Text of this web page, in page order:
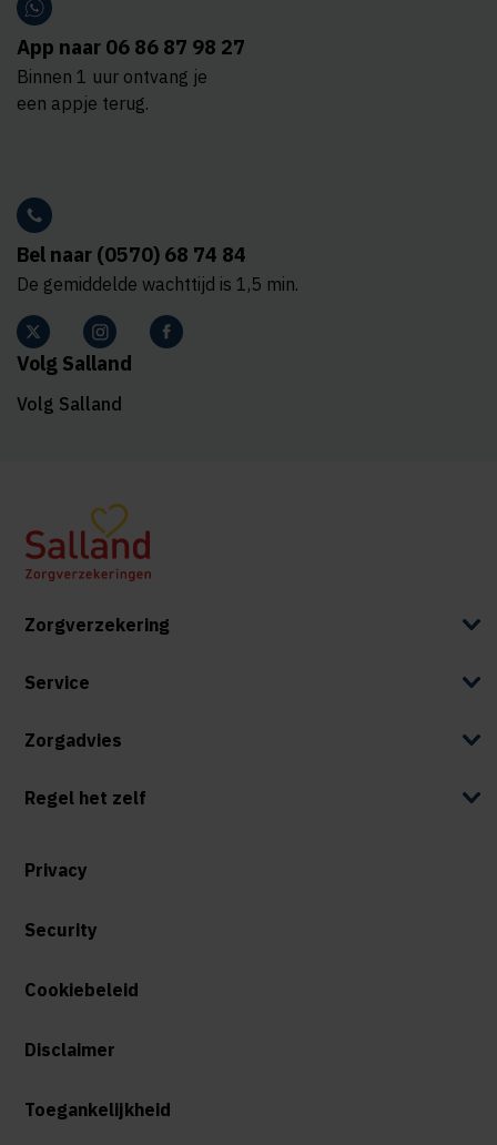
App naar 06 86 87 98 27
Binnen 1 uur ontvang je
een appje terug.
Bel naar (0570) 68 74 84
De gemiddelde wachttijd is 1,5 min.
Volg Salland
Volg Salland
Zorgverzekering
Service
Zorgadvies
Regel het zelf
Privacy
Security
Cookiebeleid
Disclaimer
Toegankelijkheid